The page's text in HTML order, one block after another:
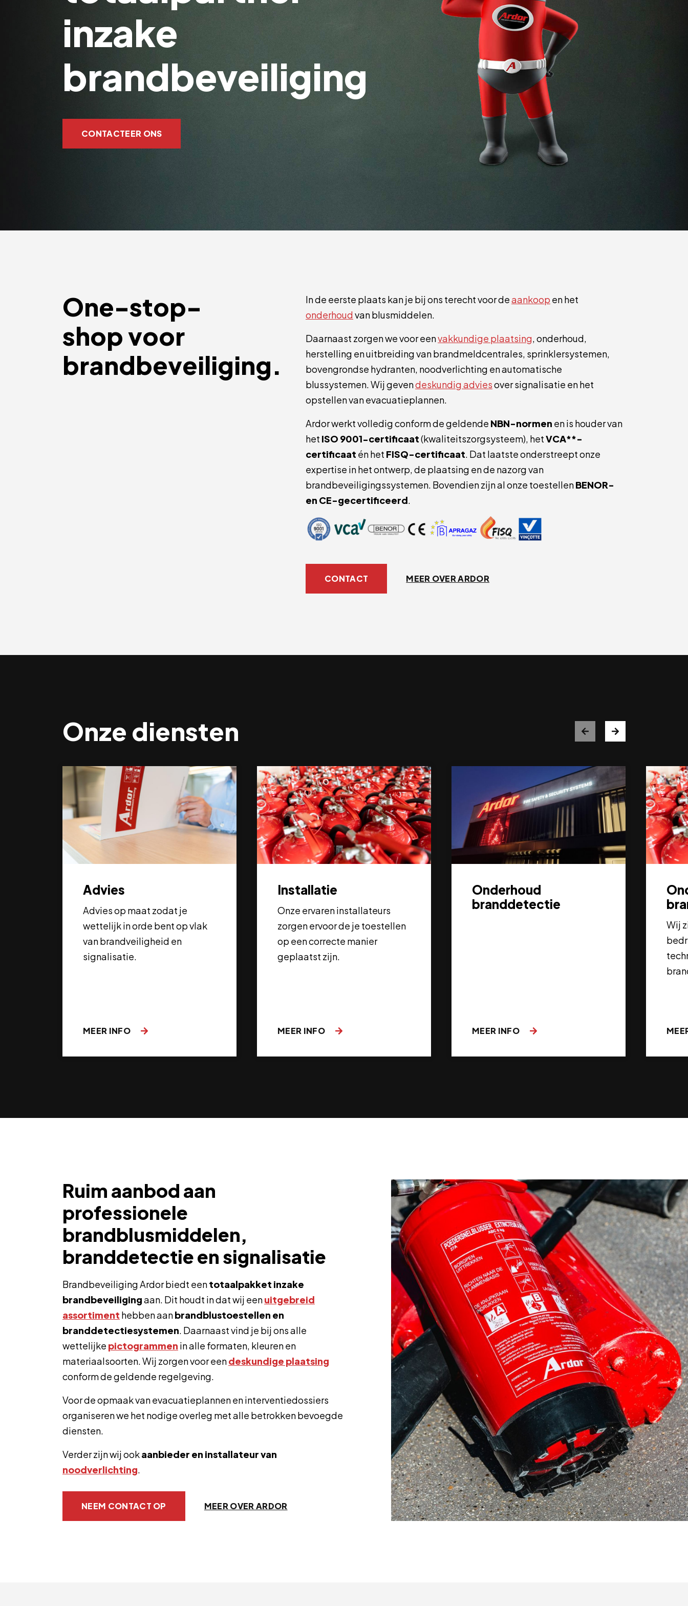
inzake
brandbeveiliging
CONTACTEER ONS
One-stop-
shop voor
brandbeveiliging.
In de eerste plaats kan je bij ons terecht voor deaankoop en het
onderhoudvan blusmiddelen.
Daarnaast zorgen we voor eenvakkundige plaatsing, onderhoud,
herstelling en uitbreiding van brandmeldcentrales, sprinklersystemen,
bovengrondse hydranten, noodverlichting en automatische
blussystemen. Wij gevendeskundig adviesover signalisatie en het
opstellen van evacuatieplannen.
Ardor werkt volledig conform de geldende NBN-normen en is houder van
het ISO 9001-certificaat(kwaliteitszorgsysteem), hetVCA**-
certificaat én het FISQ-certificaat. Dat laatste onderstreept onze
expertise in het ontwerp, de plaatsing en de nazorg van
brandbeveiligingssystemen. Bovendien zijn al onze toestellenBENOR-
en CE-gecertificeerd.
CONTACT MEER OVER ARDOR
Onze diensten
Advies
Advies op maat zodat je
wettelijk in orde bent op vlak
van brandveiligheid en
signalisatie.
MEER INFO
Installatie
Onze ervaren installateurs
zorgen ervoor de je toestellen
op een correcte manier
geplaatst zijn.
MEER INFO
Onderhoud
branddetectie
MEER INFO
Wij
Ruim aanbod aan
professionele
brandblusmiddelen,
branddetectie en signalisatie
Brandbeveiliging Ardor biedt eentotaalpakket inzake
brandbeveiligingaan. Dit houdt in dat wij eenuitgebreid
assortiment hebben aanbrandblustoestellen en
branddetectiesystemen. Daarnaast vind je bij ons alle
wettelijke pictogrammen in alle formaten, kleuren en
materiaalsoorten. Wij zorgen voor eendeskundige plaatsing
conform de geldende regelgeving.
Voor de opmaak van evacuatieplannen en interventiedossiers
organiseren we het nodige overleg met alle betrokken bevoegde
diensten.
Verder zijn wij ookaanbieder en installateur van
noodverlichting.
NEEM CONTACT OP MEER OVER ARDOR